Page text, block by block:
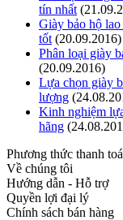
tín nhất
Giày bảo hộ
tốt (20.09.2016)
Phân loại giày
(20.09.2016)
Lựa chọn giày
lượng
Kinh nghiệm
hãng
Phương thức thanh
Về chúng tôi
Hướng dẫn - Hỗ trợ
Quyền lợi đại lý
Chính sách bán hàng